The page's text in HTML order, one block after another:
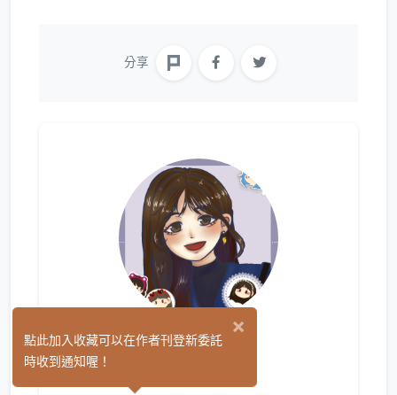
分享
梓 (0)
×
點此加入收藏可以在作者刊登新委託
時收到通知喔！